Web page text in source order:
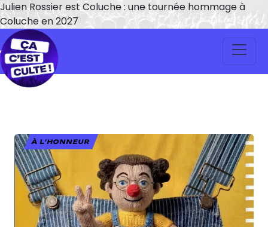
Julien Rossier est Coluche : une tournée hommage à
Coluche en 2027
À L'HONNEUR